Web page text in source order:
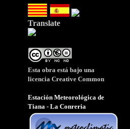
Translate
Esta obra está bajo una
licencia Creative Common
Estación Meteorológica de
Tiana - La Conreria